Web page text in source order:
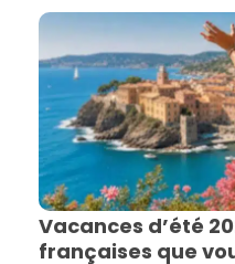
Vacances d’été
françaises que